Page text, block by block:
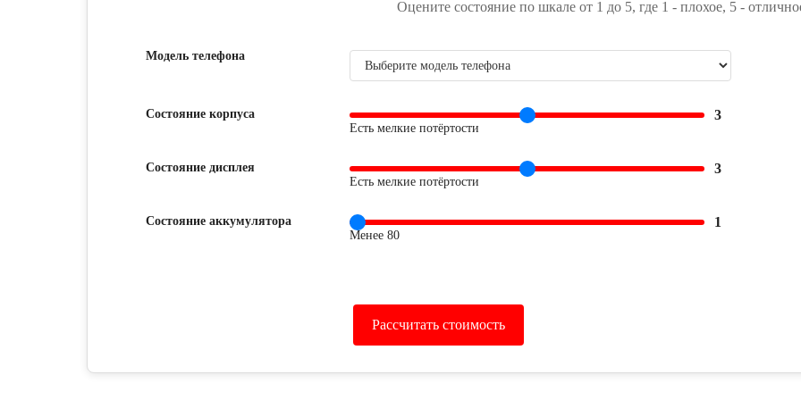
Оцените состояние по шкале от 1 до 5, где 1 - плохое, 5 -
Модель телефона
Состояние корпуса 3
Есть мелкие потёртости
Состояние дисплея 3
Есть мелкие потёртости
Состояние аккумулятора 1
Менее 80
Рассчитать стоимость